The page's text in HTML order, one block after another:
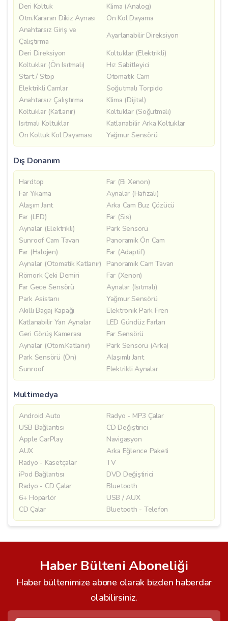
Deri Koltuk
Klima (Analog)
Otm.Kararan Dikiz Aynası
Ön Kol Dayama
Anahtarsız Giriş ve
Çalıştırma
Ayarlanabilir Direksiyon
Deri Direksiyon
Koltuklar (Elektrikli)
Koltuklar (Ön Isıtmalı)
Hız Sabitleyici
Start / Stop
Otomatik Cam
Elektrikli Camlar
Soğutmalı Torpido
Anahtarsız Çalıştırma
Klima (Dijital)
Koltuklar (Katlanır)
Koltuklar (Soğutmalı)
Isıtmalı Koltuklar
Katlanabilir Arka Koltuklar
Ön Koltuk Kol Dayaması
Yağmur Sensörü
Dış Donanım
Hardtop
Far (Bi Xenon)
Far Yıkama
Aynalar (Hafızalı)
Alaşım Jant
Arka Cam Buz Çözücü
Far (LED)
Far (Sis)
Aynalar (Elektrikli)
Park Sensörü
Sunroof Cam Tavan
Panoramik Ön Cam
Far (Halojen)
Far (Adaptif)
Aynalar (Otomatik Katlanır)
Panoramik Cam Tavan
Römork Çeki Demiri
Far (Xenon)
Far Gece Sensörü
Aynalar (Isıtmalı)
Park Asistanı
Yağmur Sensörü
Akıllı Bagaj Kapağı
Elektronik Park Fren
Katlanabilir Yan Aynalar
LED Gündüz Farları
Geri Görüş Kamerası
Far Sensörü
Aynalar (Otom.Katlanır)
Park Sensörü (Arka)
Park Sensörü (Ön)
Alaşımlı Jant
Sunroof
Elektrikli Aynalar
Multimedya
Android Auto
Radyo - MP3 Çalar
USB Bağlantısı
CD Değiştirici
Apple CarPlay
Navigasyon
AUX
Arka Eğlence Paketi
Radyo - Kasetçalar
TV
iPod Bağlantısı
DVD Değiştirici
Radyo - CD Çalar
Bluetooth
6+ Hoparlör
USB / AUX
CD Çalar
Bluetooth - Telefon
Haber Bülteni Aboneliği
Haber bültenimize abone olarak bizden haberdar
olabilirsiniz.